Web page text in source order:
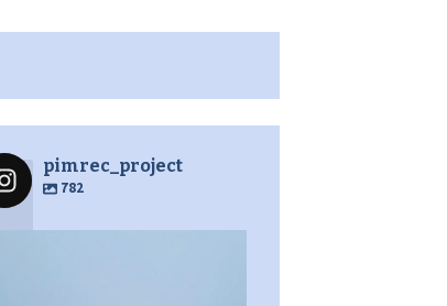
pimrec_project
782